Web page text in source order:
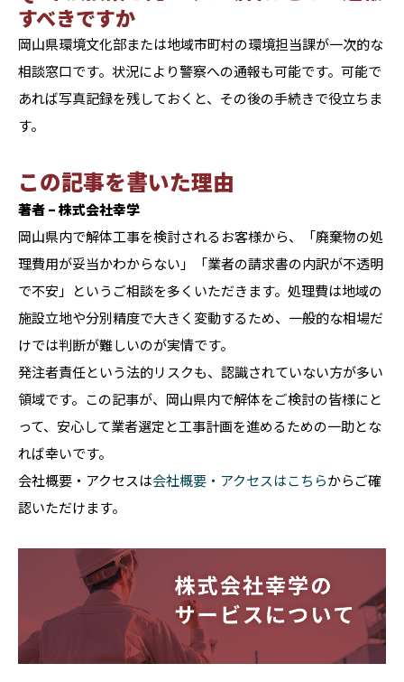
すべきですか
岡山県環境文化部または地域市町村の環境担当課が一次的な
相談窓口です。状況により警察への通報も可能です。可能で
あれば写真記録を残しておくと、その後の手続きで役立ちま
す。
この記事を書いた理由
著者 – 株式会社幸学
岡山県内で解体工事を検討されるお客様から、「廃棄物の処
理費用が妥当かわからない」「業者の請求書の内訳が不透明
で不安」というご相談を多くいただきます。処理費は地域の
施設立地や分別精度で大きく変動するため、一般的な相場だ
けでは判断が難しいのが実情です。
発注者責任という法的リスクも、認識されていない方が多い
領域です。この記事が、岡山県内で解体をご検討の皆様にと
って、安心して業者選定と工事計画を進めるための一助とな
れば幸いです。
会社概要・アクセスは会社概要・アクセスはこちらからご確
認いただけます。